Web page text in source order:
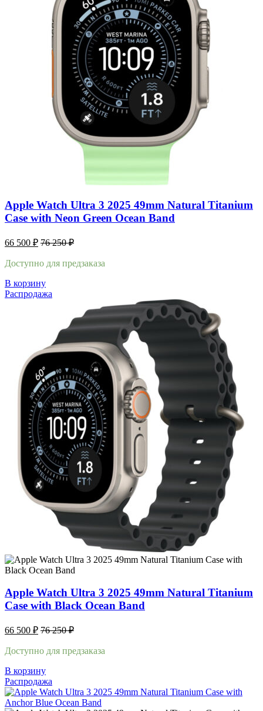
Apple Watch Ultra 3 2025 49mm Natural Titanium
Case with Neon Green Ocean Band
66 500 ₽ 76 250₽
Доступно для предзаказа
В корзину
Распродажа
Apple Watch Ultra 3 2025 49mm Natural Titanium
Case with Black Ocean Band
66 500 ₽ 76 250₽
Доступно для предзаказа
В корзину
Распродажа